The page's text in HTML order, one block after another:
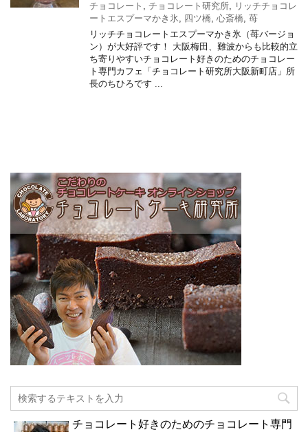
チョコレート , チョコレート研究所, リッチチョコレ
ートエスプーマかき氷, 四ツ橋, 心斎橋, 苺
リッチチョコレートエスプーマかき氷（苺バージョ
ン）が大好評です！ 大阪梅田、難波からも比較的立
ち寄りやすいチョコレート好きのためのチョコレー
ト専門カフェ「チョコレート研究所大阪新町店」所
長のちひろです ...
チョコレート好きのためのチョコレート専門